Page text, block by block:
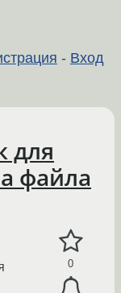
- Вход
для
файла
0